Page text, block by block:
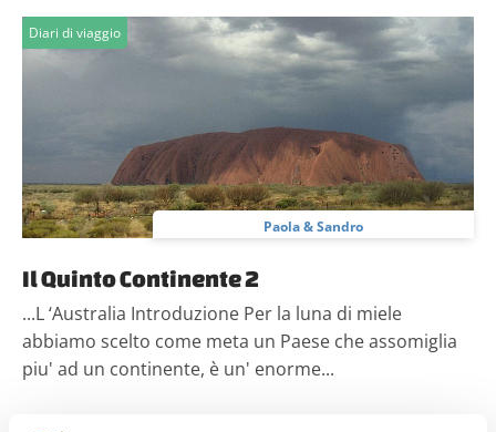
Diari di viaggio
Paola & Sandro
Il Quinto Continente 2
...L ‘Australia Introduzione Per la luna di miele
abbiamo scelto come meta un Paese che assomiglia
piu' ad un continente, è un' enorme...